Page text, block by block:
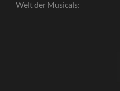
Welt der Musicals: